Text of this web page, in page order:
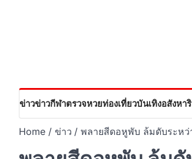
ข่าวข่าวกีฬาตรวจหวยท่องเที่ยวบันเทิงอสังหา
Home ข่าว พลายสีดอหูพับ ล้มดับระหว่